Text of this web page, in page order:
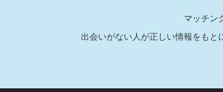
マッチン
出会いがない人が正しい情報をもと